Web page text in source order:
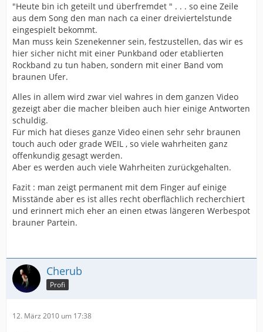
"Heute bin ich geteilt und überfremdet " . . . so eine Zeile
aus dem Song den man nach ca einer dreiviertelstunde
eingespielt bekommt.
Man muss kein Szenekenner sein, festzustellen, das wir es
hier sicher nicht mit einer Punkband oder etablierten
Rockband zu tun haben, sondern mit einer Band vom
braunen Ufer.
Alles in allem wird zwar viel wahres in dem ganzen Video
gezeigt aber die macher bleiben auch hier einige Antworten
schuldig.
Für mich hat dieses ganze Video einen sehr sehr braunen
touch auch oder grade WEIL , so viele wahrheiten ganz
offenkundig gesagt werden.
Aber es werden auch viele Wahrheiten zurückgehalten.
Fazit : man zeigt permanent mit dem Finger auf einige
Misstände aber es ist alles recht oberflächlich recherchiert
und erinnert mich eher an einen etwas längeren Werbespot
brauner Partein.
Cherub
Profi
12. März 2010 um 17:38